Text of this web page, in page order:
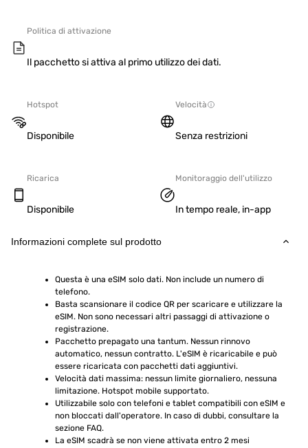
Politica di attivazione
Il pacchetto si attiva al primo utilizzo dei dati.
Hotspot
Disponibile
Velocità
Senza restrizioni
Ricarica
Disponibile
Monitoraggio dell'utilizzo
In tempo reale, in-app
Informazioni complete sul prodotto
Questa è una eSIM solo dati. Non include un numero di
telefono.
Basta scansionare il codice QR per scaricare e utilizzare la
eSIM. Non sono necessari altri passaggi di attivazione o
registrazione.
Pacchetto prepagato una tantum. Nessun rinnovo
automatico, nessun contratto. L'eSIM è ricaricabile e può
essere ricaricata con pacchetti dati aggiuntivi.
Velocità dati massima: nessun limite giornaliero, nessuna
limitazione. Hotspot mobile supportato.
Utilizzabile solo con telefoni e tablet compatibili con eSIM e
non bloccati dall'operatore. In caso di dubbi, consultare la
sezione FAQ.
La eSIM scadrà se non viene attivata entro 2 mesi